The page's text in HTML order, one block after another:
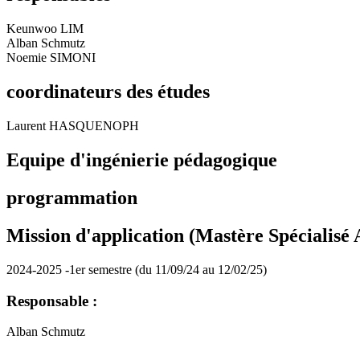
Keunwoo LIM
Alban Schmutz
Noemie SIMONI
coordinateurs des études
Laurent HASQUENOPH
Equipe d'ingénierie pédagogique
programmation
Mission d'application (Mastère Spécialisé
2024-2025 -1er semestre (du 11/09/24 au 12/02/25)
Responsable :
Alban Schmutz